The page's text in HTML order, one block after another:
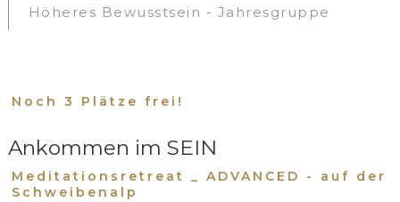
Höheres Bewusstsein - Jahresgruppe
Noch 3 Plätze frei!
Ankommen im SEIN
Meditationsretreat _ ADVANCED - auf der
Schweibenalp